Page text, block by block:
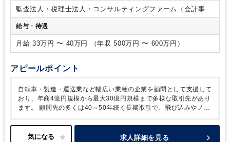
監査法人・税理士法人・コンサルティングファーム（会計事務
所）
給与・待遇
月給 33万円 〜 40万円 （年収 500万円 〜 600万円）
アピールポイント
自転車・製造・運送業など幅広い業種の企業を顧問として支援して
おり、年商4億円規模から最大30億円規模まで多様な取引先があり
ます。
顧問先の多くは40～50年続く長期取引で、飛び込みやノル
企業だけでなく、アクセンチュア出身者など若手起業家の顧問先も
あり、幅広い経営スタイルに触れられます。訪問時は会社契約の
求人詳細を見る